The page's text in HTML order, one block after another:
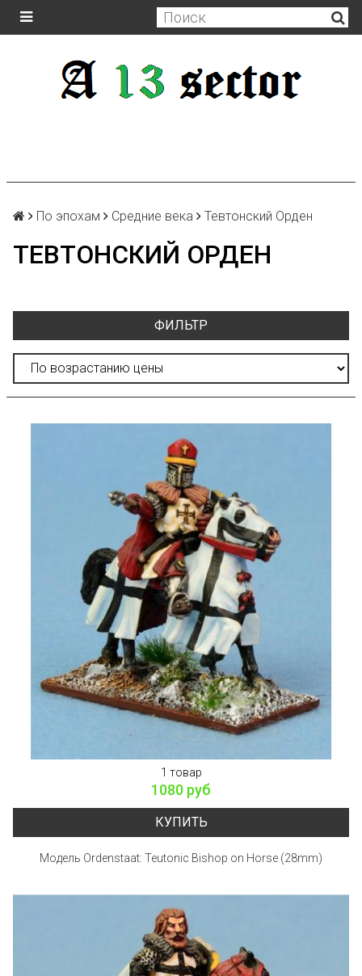
По эпохам Средние века Тевтонский Орден
ТЕВТОНСКИЙ ОРДЕН
ФИЛЬТР
1 товар
1080 руб
КУПИТЬ
Модель Ordenstaat: Teutonic Bishop on Horse (28mm)